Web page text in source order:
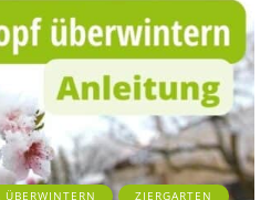
ZIERGARTEN